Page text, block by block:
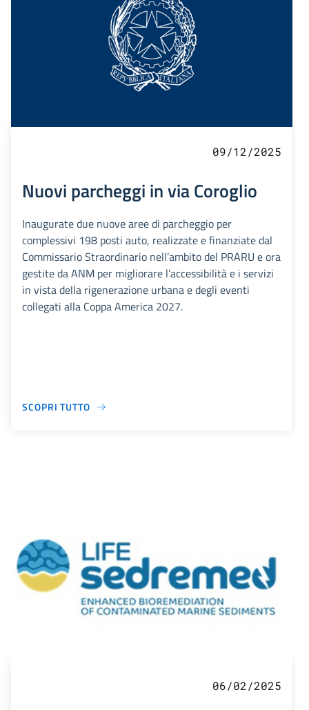
09/12/2025
Nuovi parcheggi in via Coroglio
Inaugurate due nuove aree di parcheggio per
complessivi 198 posti auto, realizzate e finanziate dal
Commissario Straordinario nell’ambito del PRARU e ora
gestite da ANM per migliorare l’accessibilità e i servizi
in vista della rigenerazione urbana e degli eventi
collegati alla Coppa America 2027.
SCOPRI TUTTO
06/02/2025